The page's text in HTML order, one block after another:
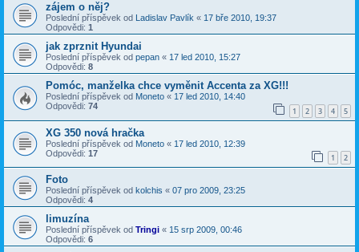
zájem o něj?
Poslední příspěvek od Ladislav Pavlík « 17 bře 2010, 19:37
Odpovědi: 1
jak zprznit Hyundai
Poslední příspěvek od pepan « 17 led 2010, 15:27
Odpovědi: 8
Pomóc, manželka chce vyměnit Accenta za XG!!!
Poslední příspěvek od Moneto « 17 led 2010, 14:40
Odpovědi: 74 1 2 3 4 5
XG 350 nová hračka
Poslední příspěvek od Moneto « 17 led 2010, 12:39
Odpovědi: 17 1 2
Foto
Poslední příspěvek od kolchis « 07 pro 2009, 23:25
Odpovědi: 4
limuzína
Poslední příspěvek od Tringi « 15 srp 2009, 00:46
Odpovědi: 6